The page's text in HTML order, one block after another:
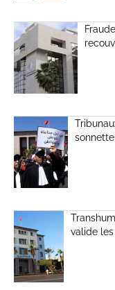
valide